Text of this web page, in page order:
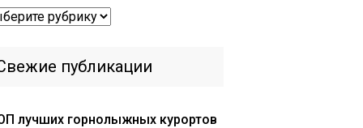
публикации
лучших горнолыжных курортов